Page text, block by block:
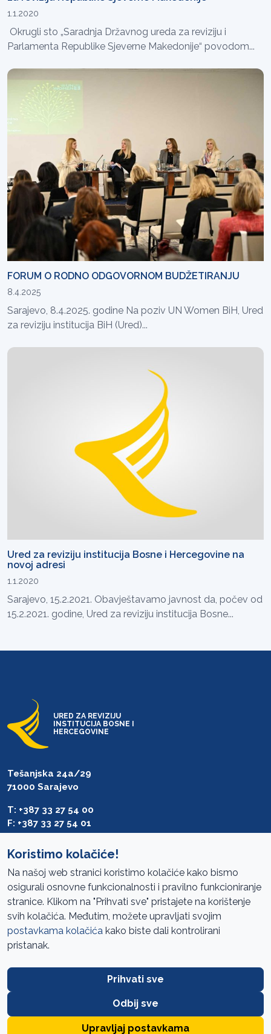
1.1.2020
Okrugli sto „Saradnja Državnog ureda za reviziju i
Parlamenta Republike Sjeverne Makedonije“ povodom...
FORUM O RODNO ODGOVORNOM BUDŽETIRANJU
8.4.2025
Sarajevo, 8.4.2025. godine Na poziv UN Women BiH, Ured
za reviziju institucija BiH (Ured)...
Ured za reviziju institucija Bosne i Hercegovine na
novoj adresi
1.1.2020
Sarajevo, 15.2.2021. Obavještavamo javnost da, počev od
15.2.2021. godine, Ured za reviziju institucija Bosne...
URED ZA REVIZIJU
INSTITUCIJA BOSNE I
HERCEGOVINE
Tešanjska 24a/29
71000 Sarajevo
T: +387 33 27 54 00
F: +387 33 27 54 01
Pristup informacijama
Mapa sajta
Oglasi
FAQ
Koristimo kolačiće!
Na našoj web stranici koristimo kolačiće kako bismo
osigurali osnovne funkcionalnosti i pravilno funkcioniranje
stranice. Klikom na "Prihvati sve" pristajete na korištenje
svih kolačića. Međutim, možete upravljati svojim
postavkama kolačića kako biste dali kontrolirani
pristanak.
Prihvati sve
Odbij sve
Upravljaj postavkama